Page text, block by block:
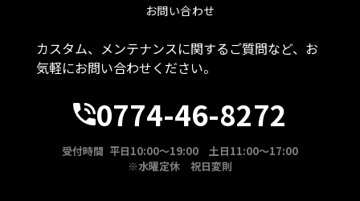
お問い合わせ
カスタム、メンテナンスに関するご質問など、お
気軽にお問い合わせください。
0774-46-8272
受付時間 平日10:00～19:00 土日11:00～17:00
※水曜定休 祝日変則